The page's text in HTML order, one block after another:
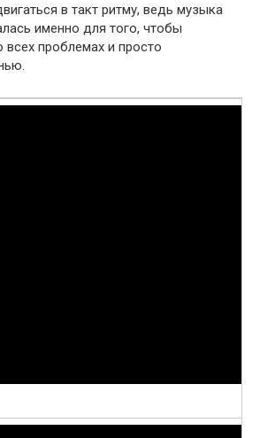
в такт ритму, ведь музыка
именно для того, чтобы
всех проблемах и просто